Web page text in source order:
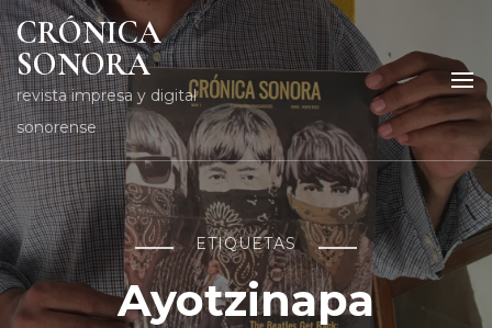
CRÓNICA
SONORA
revista impresa y digital
sonorense
ETIQUETAS
Ayotzinapa